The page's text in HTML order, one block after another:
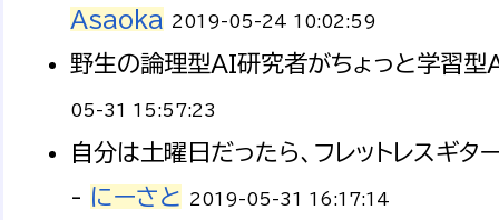
Asaoka
2019-05-24 10:02:59
野生の論理型AI研究者がちょっと学習
05-31 15:57:23
自分は土曜日だったら、フレットレスギ
- にーさと 2019-05-31 16:17:14